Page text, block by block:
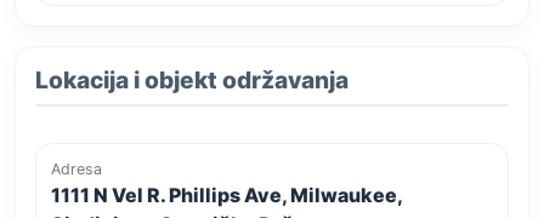
Lokacija i objekt održavanja
Adresa
1111 N Vel R. Phillips Ave, Milwaukee,